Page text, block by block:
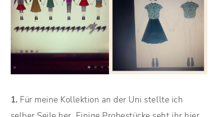
1. Für meine Kollektion an der Uni stellte ich